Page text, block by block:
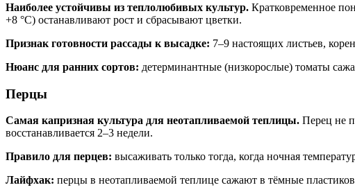
Наиболее устойчивы из теплолюбивых культур. Кратковременное
+8 °C) останавливают рост и сбрасывают цветки.
Признак готовности рассады к высадке: 7–9 настоящих листьев,
Нюанс для ранних сортов: детерминантные (низкорослые) томаты
Перцы
Самая капризная культура для неотапливаемой теплицы. Перец не
восстанавливается 2–3 недели.
Правило для перцев: высаживать только тогда, когда ночная
Лайфхак: перцы в неотапливаемой теплице сажают в тёмные